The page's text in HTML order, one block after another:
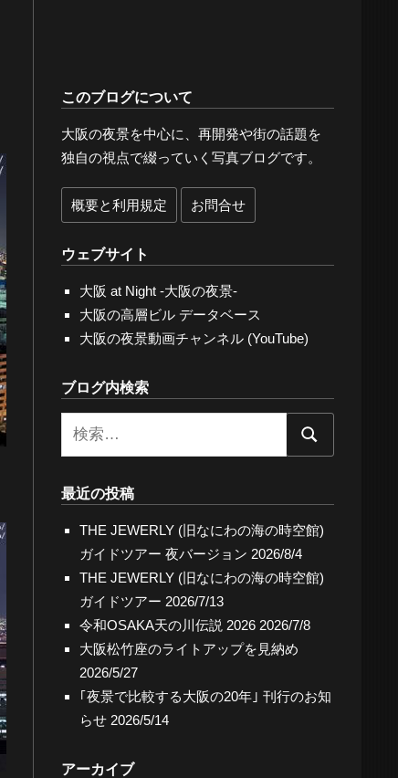
このブログについて
大阪の夜景を中心に、再開発や街の話題を
独自の視点で綴っていく写真ブログです。
概要と利用規定 お問合せ
ウェブサイト
大阪 at Night -大阪の夜景-
大阪の高層ビル データベース
大阪の夜景動画チャンネル (YouTube)
ブログ内検索
検
最近の投稿
THE JEWERLY (旧なにわの海の時空館)
ガイドツアー 夜バージョン 2026/8/4
THE JEWERLY (旧なにわの海の時空館)
ガイドツアー 2026/7/13
令和OSAKA天の川伝説 2026 2026/7/8
大阪松竹座のライトアップを見納め
2026/5/27
｢夜景で比較する大阪の20年｣ 刊行のお知
らせ 2026/5/14
アーカイブ